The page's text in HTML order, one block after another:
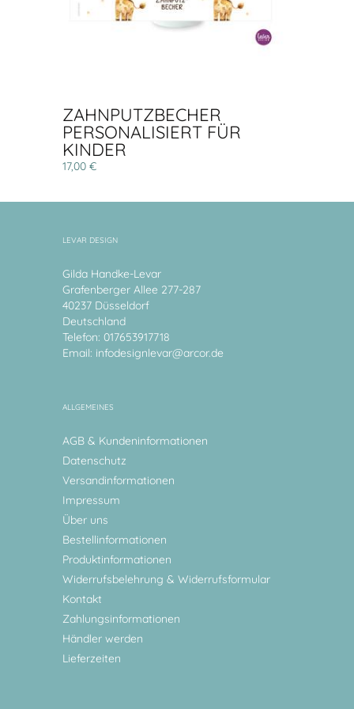
ZAHNPUTZBECHER
PERSONALISIERT FÜR
KINDER
17,00 €
LEVAR DESIGN
Gilda Handke-Levar
Grafenberger Allee 277-287
40237 Düsseldorf
Deutschland
Telefon: 017653917718
Email: infodesignlevar@arcor.de
ALLGEMEINES
AGB & Kundeninformationen
Datenschutz
Versandinformationen
Impressum
Über uns
Bestellinformationen
Produktinformationen
Widerrufsbelehrung & Widerrufsformular
Kontakt
Zahlungsinformationen
Händler werden
Lieferzeiten